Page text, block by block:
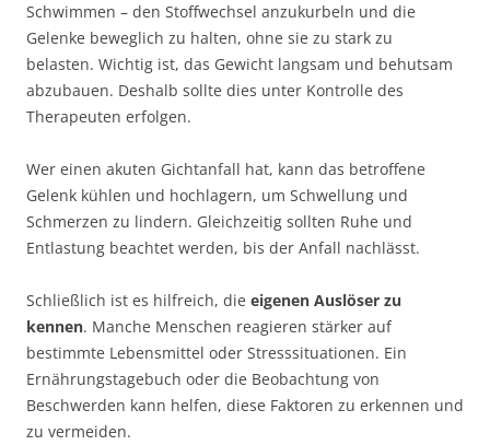
Schwimmen – den Stoffwechsel anzukurbeln und die
Gelenke beweglich zu halten, ohne sie zu stark zu
belasten. Wichtig ist, das Gewicht langsam und behutsam
abzubauen. Deshalb sollte dies unter Kontrolle des
Therapeuten erfolgen.
Wer einen akuten Gichtanfall hat, kann das betroffene
Gelenk kühlen und hochlagern, um Schwellung und
Schmerzen zu lindern. Gleichzeitig sollten Ruhe und
Entlastung beachtet werden, bis der Anfall nachlässt.
Schließlich ist es hilfreich, die eigenen Auslöser zu
kennen. Manche Menschen reagieren stärker auf
bestimmte Lebensmittel oder Stresssituationen. Ein
Ernährungstagebuch oder die Beobachtung von
Beschwerden kann helfen, diese Faktoren zu erkennen und
zu vermeiden.